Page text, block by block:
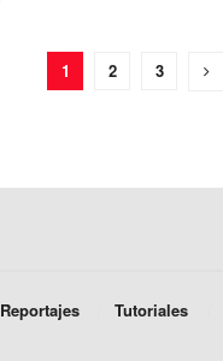
1 2 3
Reportajes Tutoriales